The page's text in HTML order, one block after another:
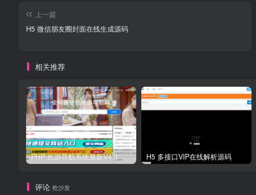
上一篇
H5 微信朋友圈封面在线生成源码
相关推荐
PHP 长游导航系统最新V4.0开源可运营正版 源码 H5 多接口VIP在线解析源码
评论 抢沙发